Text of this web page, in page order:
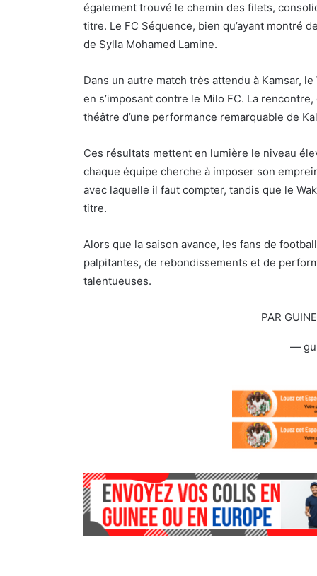
également trouvé le chemin des filets,
titre. Le FC Séquence, bien qu’ayant montré
de Sylla Mohamed Lamine.
Dans un autre match très attendu à Kamsar,
en s’imposant contre le Milo FC. La
théâtre d’une performance remarquable de
Ces résultats mettent en lumière le niveau
chaque équipe cherche à imposer son
avec laquelle il faut compter, tandis que le
titre.
Alors que la saison avance, les fans de
palpitantes, de rebondissements et de
talentueuses.
PAR
—